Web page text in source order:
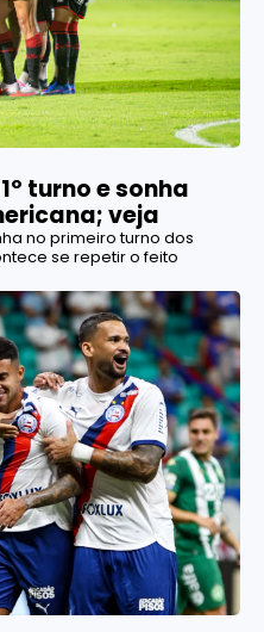
turno e sonha
veja
no primeiro turno dos
se repetir o feito